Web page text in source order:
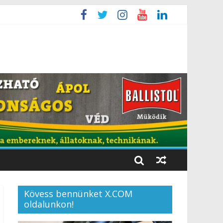
Kövess bennünket X.COM
oldalunkon!